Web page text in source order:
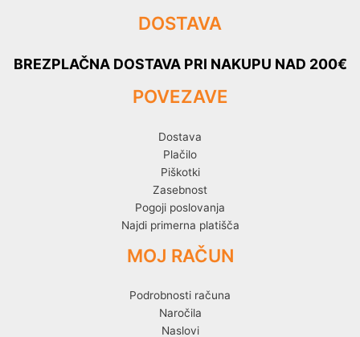
DOSTAVA
BREZPLAČNA DOSTAVA PRI NAKUPU NAD 200€
POVEZAVE
Dostava
Plačilo
Piškotki
Zasebnost
Pogoji poslovanja
Najdi primerna platišča
MOJ RAČUN
Podrobnosti računa
Naročila
Naslovi